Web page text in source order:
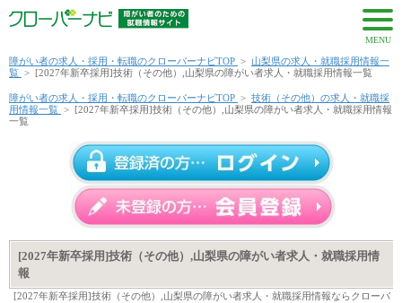
MENU
障がい者の求人・採用・転職のクローバーナビTOP > 山梨県の求人・就職採用情報一
覧 > [2027年新卒採用]技術（その他）,山梨県の障がい者求人・就職採用情報一覧
障がい者の求人・採用・転職のクローバーナビTOP > 技術（その他）の求人・就職採
用情報一覧 > [2027年新卒採用]技術（その他）,山梨県の障がい者求人・就職採用情報
一覧
[2027年新卒採用]技術（その他）,山梨県の障がい者求人・就職採用情
報
[2027年新卒採用]技術（その他）,山梨県の障がい者求人・就職採用情報ならクローバ